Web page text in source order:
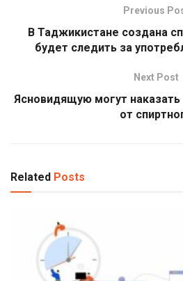
Previous
В Таджикистане создана
будет следить за
Next Post
Ясновидящую могут наказать
от
Related Posts